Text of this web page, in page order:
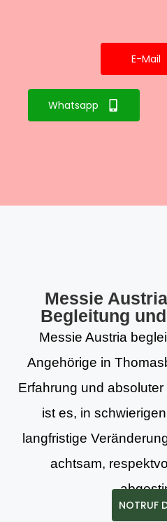
E-Mail
Whatsapp
Messie
Begleitung
Messie Austria
Angehörige in
Erfahrung und absoluter
ist es, in
langfristige
achtsam,
NOTRUF